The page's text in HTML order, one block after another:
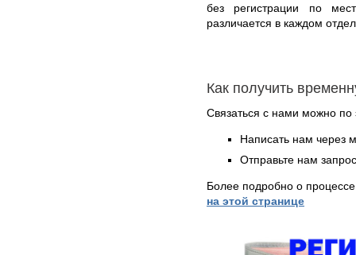
без регистрации по
различается в каждом
Как получить
Связаться с нами можно по
Написать нам через
Отправьте нам
Более подробно о
на этой странице